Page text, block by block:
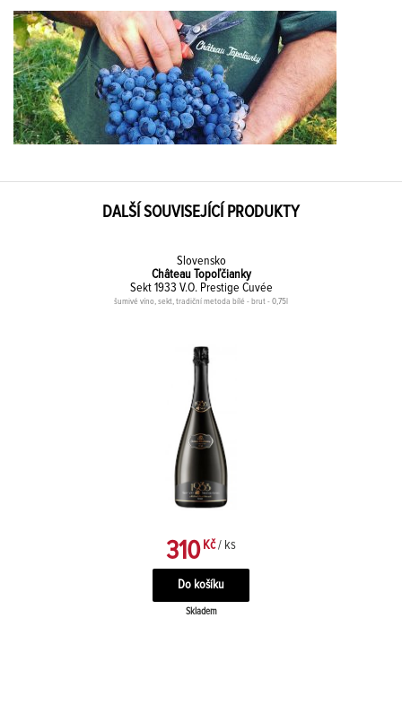
DALŠÍ SOUVISEJÍCÍ PRODUKTY
Slovensko
Château Topoľčianky
Sekt 1933 V.O. Prestige Cuvée
šumivé víno, sekt, tradiční metoda bílé - brut - 0,75l
310Kč / ks
Skladem